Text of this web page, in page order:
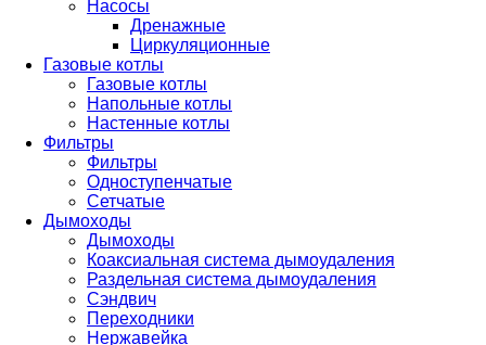
Насосы
Дренажные
Циркуляционные
Газовые котлы
Газовые котлы
Напольные котлы
Настенные котлы
Фильтры
Фильтры
Одноступенчатые
Сетчатые
Дымоходы
Дымоходы
Коаксиальная система дымоудаления
Раздельная система дымоудаления
Сэндвич
Переходники
Нержавейка